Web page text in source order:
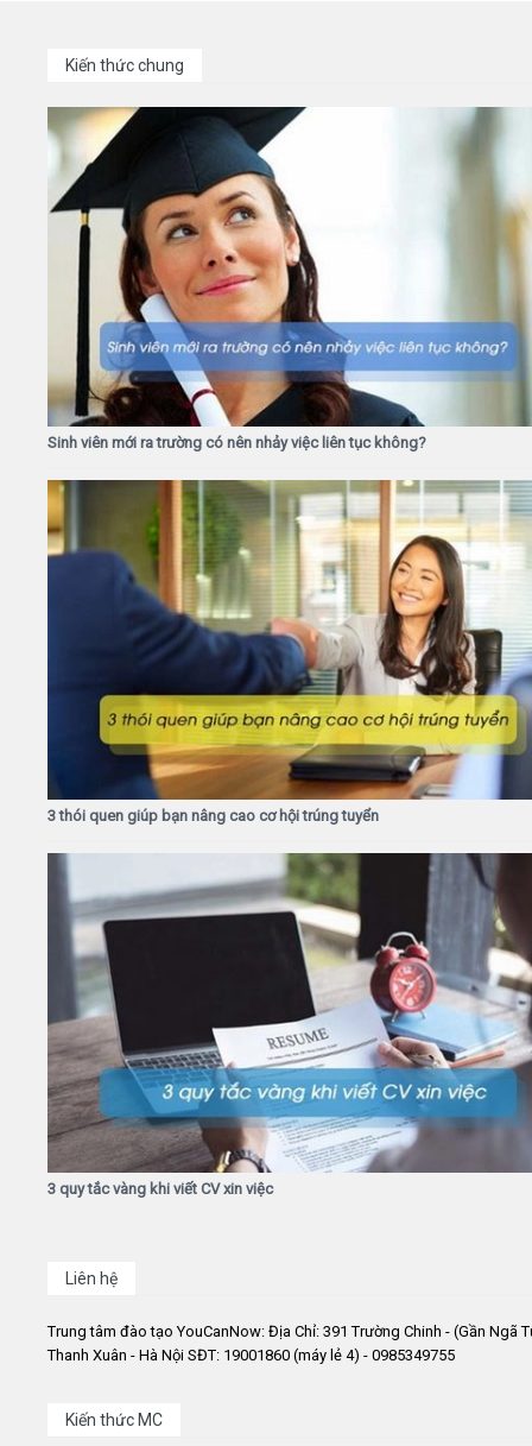
Kiến thức chung
Sinh viên mới ra trường có nên nhảy việc liên tục không?
3 thói quen giúp bạn nâng cao cơ hội trúng tuyển
3 quy tắc vàng khi viết CV xin việc
Liên hệ
Trung tâm đào tạo YouCanNow: Địa Chỉ: 391 Trường Chinh - (Gần Ngã
Thanh Xuân - Hà Nội SĐT: 19001860 (máy lẻ 4) - 0985349755
Kiến thức MC